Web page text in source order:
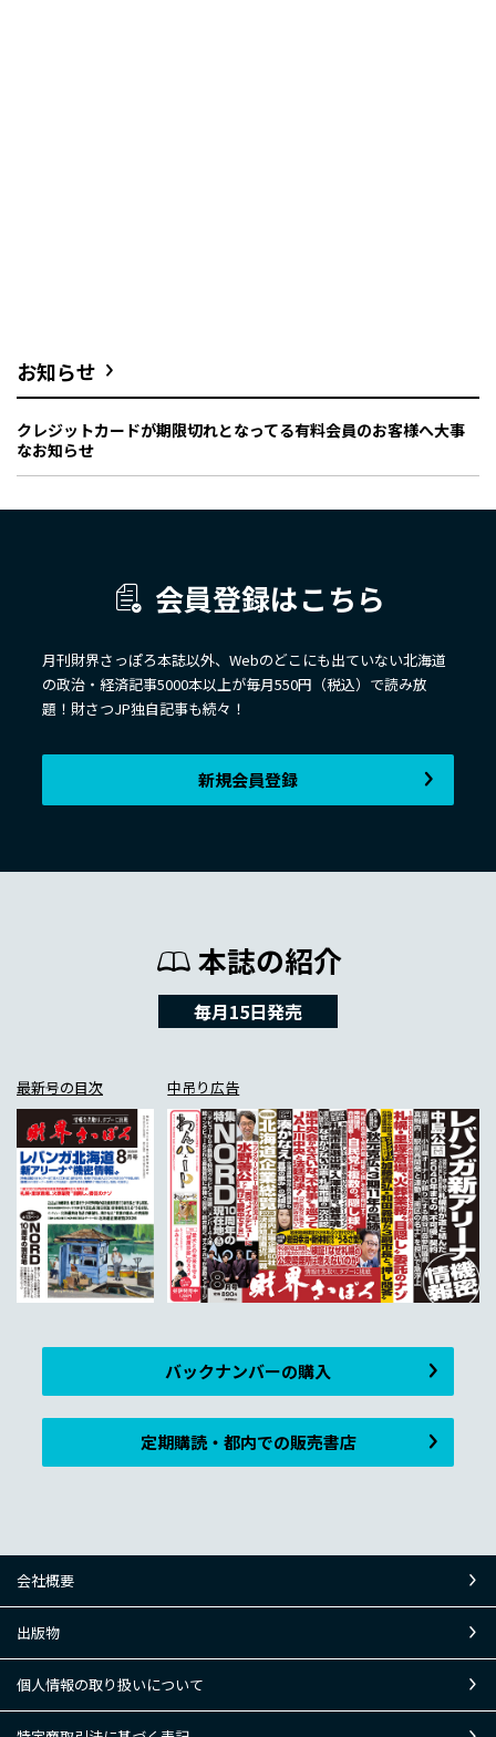
お知らせ
クレジットカードが期限切れとなってる有料会員のお客様へ大事
なお知らせ
会員登録はこちら
月刊財界さっぽろ本誌以外、Webのどこにも出ていない北海道
の政治・経済記事5000本以上が毎月550円（税込）で読み放
題！財さつJP独自記事も続々！
新規会員登録
本誌の紹介
毎月15日発売
最新号の目次 中吊り広告
バックナンバーの購入
定期購読・都内での販売書店
会社概要
出版物
個人情報の取り扱いについて